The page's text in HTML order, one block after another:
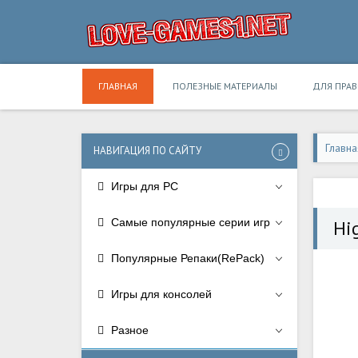
ГЛАВНАЯ ПОЛЕЗНЫЕ МАТЕРИАЛЫ ДЛЯ
НАВИГАЦИЯ ПО САЙТУ
Игры для PC
Самые популярные серии игр
Популярные Репаки(RePack)
Игры для консолей
Разное